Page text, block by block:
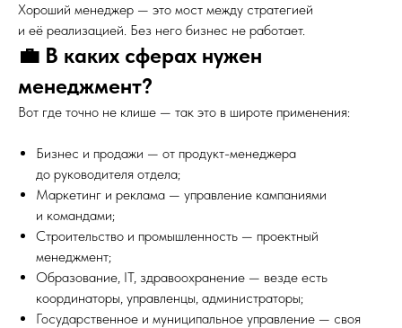
Хороший менеджер — это мост между стратегией
и её реализацией. Без него бизнес не работает.
💼 В каких сферах нужен
менеджмент?
Вот где точно не клише — так это в широте применения:
Бизнес и продажи — от продукт-менеджера
до руководителя отдела;
Маркетинг и реклама — управление кампаниями
и командами;
Строительство и промышленность — проектный
менеджмент;
Образование, IT, здравоохранение — везде есть
координаторы, управленцы, администраторы;
Государственное и муниципальное управление — своя